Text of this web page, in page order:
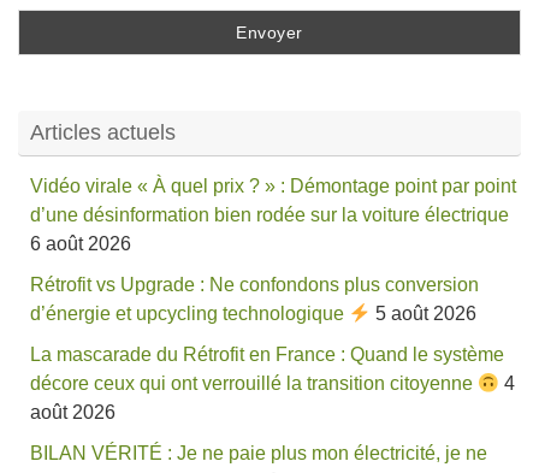
Articles actuels
Vidéo virale « À quel prix ? » : Démontage point par point
d’une désinformation bien rodée sur la voiture électrique
6 août 2026
Rétrofit vs Upgrade : Ne confondons plus conversion
d’énergie et upcycling technologique
5 août 2026
La mascarade du Rétrofit en France : Quand le système
décore ceux qui ont verrouillé la transition citoyenne
4
août 2026
BILAN VÉRITÉ : Je ne paie plus mon électricité, je ne